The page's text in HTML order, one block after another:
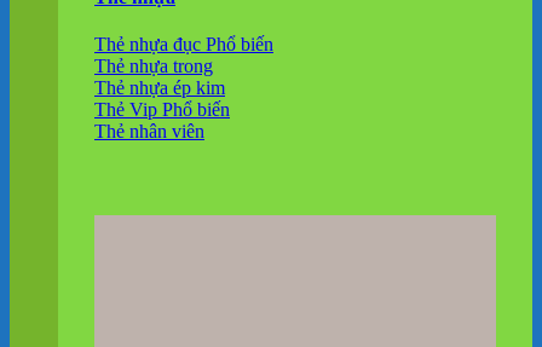
Thẻ nhựa đục
Thẻ nhựa trong
Thẻ nhựa ép kim
Thẻ Vip
Thẻ nhân viên